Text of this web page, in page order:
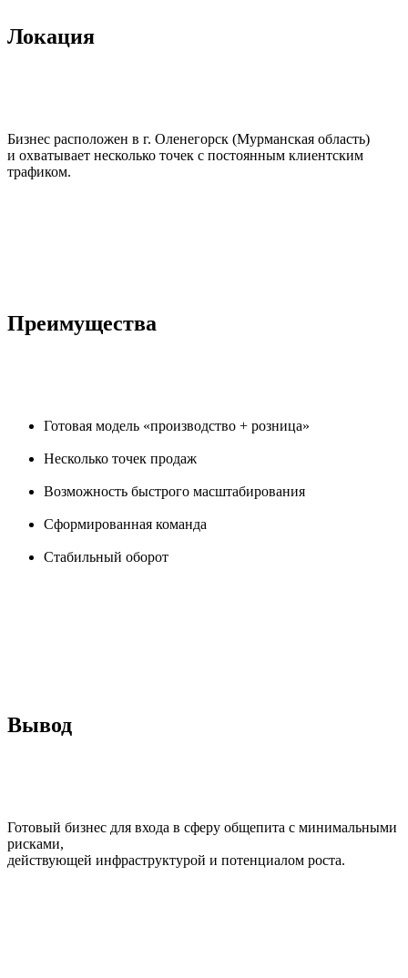
Локация
Бизнес расположен в г. Оленегорск (Мурманская область)
и охватывает несколько точек с постоянным клиентским
трафиком.
Преимущества
Готовая модель «производство + розница»
Несколько точек продаж
Возможность быстрого масштабирования
Сформированная команда
Стабильный оборот
Вывод
Готовый бизнес для входа в сферу общепита с минимальными
рисками,
действующей инфраструктурой и потенциалом роста.